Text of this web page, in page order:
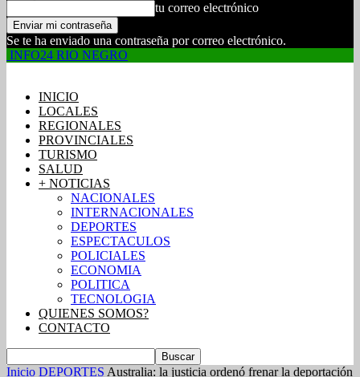
tu correo electrónico
Se te ha enviado una contraseña por correo electrónico.
INFO24 RIO NEGRO
INICIO
LOCALES
REGIONALES
PROVINCIALES
TURISMO
SALUD
+ NOTICIAS
NACIONALES
INTERNACIONALES
DEPORTES
ESPECTACULOS
POLICIALES
ECONOMIA
POLITICA
TECNOLOGIA
QUIENES SOMOS?
CONTACTO
Inicio DEPORTES Australia: la justicia ordenó frenar la deportación